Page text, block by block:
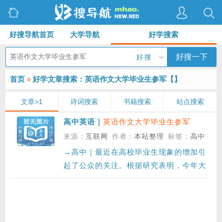
好搜导航首页 大学导航 好学搜索
好搜 好搜一下
首页 » 好学文章搜索：英语作文大学毕业生参军【】
文章>1 诗词搜索 书籍搜索 站点搜索
高中英语｜ 英语作文大学毕业生参军
来源： 互联网 作者： 本站整理 标签： 高中
→高中｜最近在高校毕业生现象的增加引
起了公众的关注。根据研究表明，今年大